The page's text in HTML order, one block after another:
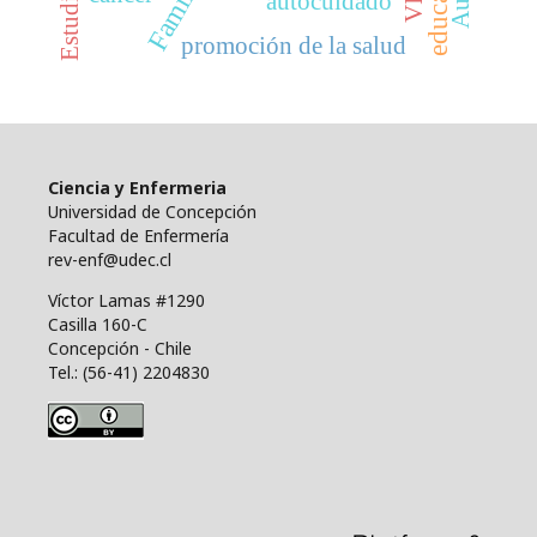
promoción de la salud
Ciencia y Enfermeria
Universidad de Concepción
Facultad de Enfermería
rev-enf@udec.cl
Víctor Lamas #1290
Casilla 160-C
Concepción - Chile
Tel.: (56-41) 2204830